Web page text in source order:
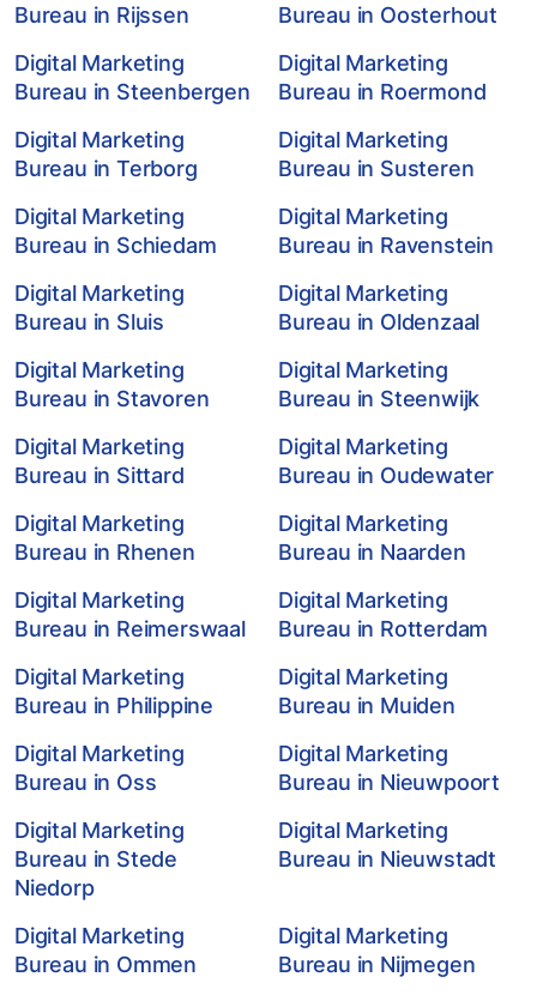
Bureau in Rijssen
Bureau in Oosterhout
Digital Marketing
Bureau in Steenbergen
Digital Marketing
Bureau in Roermond
Digital Marketing
Bureau in Terborg
Digital Marketing
Bureau in Susteren
Digital Marketing
Bureau in Schiedam
Digital Marketing
Bureau in Ravenstein
Digital Marketing
Bureau in Sluis
Digital Marketing
Bureau in Oldenzaal
Digital Marketing
Bureau in Stavoren
Digital Marketing
Bureau in Steenwijk
Digital Marketing
Bureau in Sittard
Digital Marketing
Bureau in Oudewater
Digital Marketing
Bureau in Rhenen
Digital Marketing
Bureau in Naarden
Digital Marketing
Bureau in Reimerswaal
Digital Marketing
Bureau in Rotterdam
Digital Marketing
Bureau in Philippine
Digital Marketing
Bureau in Muiden
Digital Marketing
Bureau in Oss
Digital Marketing
Bureau in Nieuwpoort
Digital Marketing
Bureau in Stede
Niedorp
Digital Marketing
Bureau in Nieuwstadt
Digital Marketing
Bureau in Ommen
Digital Marketing
Bureau in Nijmegen